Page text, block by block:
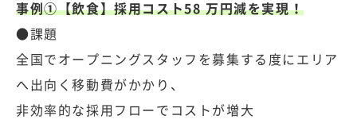
事例①【飲食】採用コスト58 万円減を実現！
●課題
全国でオープニングスタッフを募集する度にエリア
へ出向く移動費がかかり、
非効率的な採用フローでコストが増大